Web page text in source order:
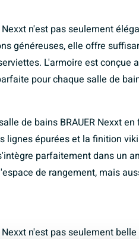
Nexxt n'est pas seulement
généreuses, elle offre
L'armoire est conçue
pour chaque salle de
de bains BRAUER Nexxt
lignes épurées et la finition
parfaitement dans un
de rangement, mais
Nexxt n'est pas seulement